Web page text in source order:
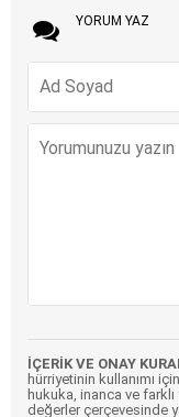
YORUM YAZ
İÇERİK VE ONAY
hürriyetinin kullanımı
hukuka, inanca ve
değerler çerçevesinde